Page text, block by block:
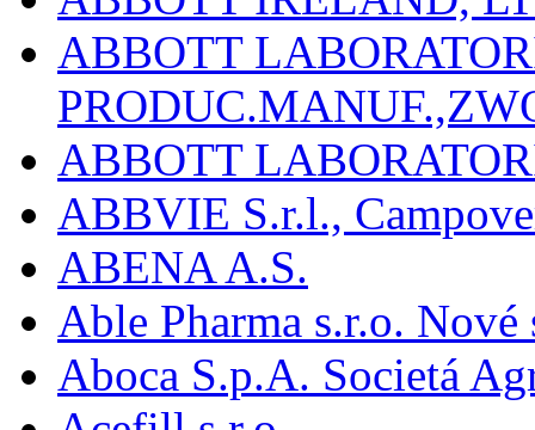
ABBOTT
ABBOTT
ABBVIE S.r.l.,
ABENA A.S.
Able Pharma s.r.o.
Aboca S.p.A. Societá